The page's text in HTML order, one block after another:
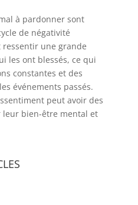
à pardonner sont
de négativité
une grande
les ont blessés, ce qui
constantes et des
événements passés.
peut avoir des
leur bien-être mental et